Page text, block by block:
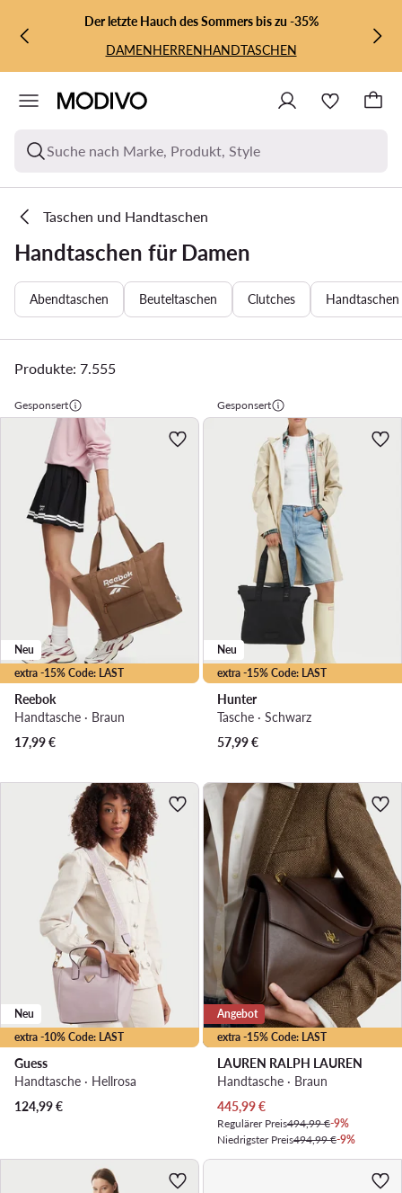
ZUM HAUPTINHALT SPRINGEN
ZUR SUCHEDer letzte Hauch des Sommers bis zu -35%
DAMENHERRENHANDTASCHEN
Suche nach Marke, Produkt, Style
Taschen und Handtaschen
Handtaschen für Damen
Abendtaschen Beuteltaschen Clutches
Produkte: 7.555
Gesponsert
extra -15% Code: LAST
Neu
Reebok
Handtasche · Braun
17,99€
Gesponsert
extra -15% Code: LAST
Neu
Hunter
Tasche · Schwarz
57,99€
extra -10% Code: LAST
Neu
Guess
Handtasche · Hellrosa
124,99€
extra -15% Code: LAST
Angebot
LAUREN RALPH LAUREN
Handtasche · Braun
Aktueller Preis
445,99€
Regulärer Preis494,99 €-9%
Niedrigster Preis494,99 €-9%